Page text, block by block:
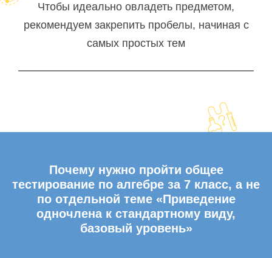
Чтобы идеально овладеть предметом,
рекомендуем закрепить пробелы, начиная с
самых простых тем
Почему нужно пройти общее
тестирование по алгебре за 7 класс, а не
по отдельной теме «Приведение
одночлена к стандартному виду,
базовый уровень»